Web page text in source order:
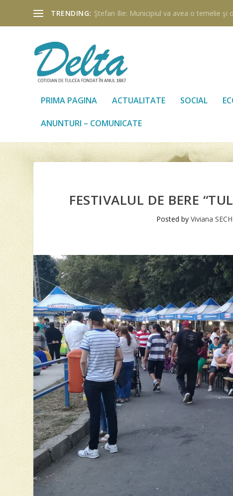
TRENDING: Ştefan Ilie: Municipiul va avea o temelie şi
PRIMA PAGINA ACTUALITATE SOCIAL
ANUNTURI – COMUNICATE
FESTIVALUL DE BERE
Posted byViviana